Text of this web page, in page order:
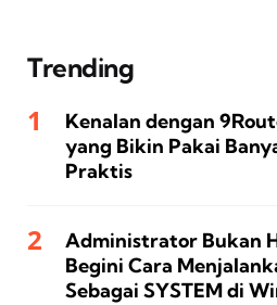
Trending
Kenalan dengan
yang Bikin Pakai
Praktis
Administrator Bukan
Begini Cara
Sebagai SYSTEM di